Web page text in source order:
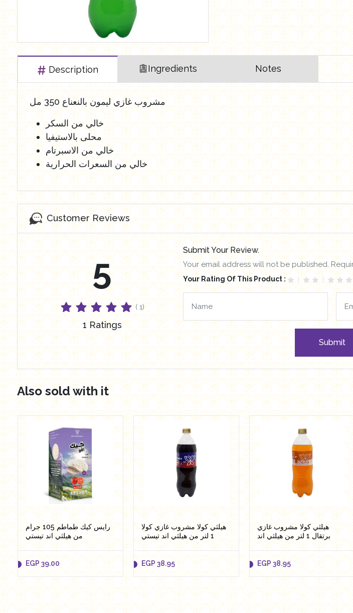
Description Ingredients Notes
مشروب غازي ليمون بالنعناع 350 مل
خالي من السكر
محلى بالاستيفيا
خالي من الاسبرتام
خالي من السعرات الحرارية
Customer Reviews
5
( 1)
1 Ratings
Submit Your Review.
Your email address will not be published.
Your Rating Of This Product :
Submit
Also sold with it
رايس كيك طماطم 105 جرام
من هيلثي اند تيستي
EGP 39.00
هيلثي كولا مشروب غازي كولا
1 لتر من هيلثي اند تيستي
EGP38.95
هيلثي كولا مشروب غازي
برتقال 1 لتر من هيلثي اند
تيستي
EGP 38.95